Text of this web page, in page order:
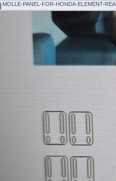
MOLLE-PANEL-FOR-HONDA-ELEMENT-